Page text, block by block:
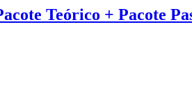
Teórico + Pacote